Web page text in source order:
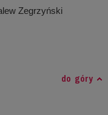
Zegrzyński
do góry